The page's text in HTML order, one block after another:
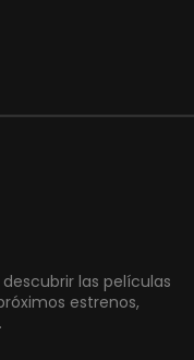
las películas
estrenos,